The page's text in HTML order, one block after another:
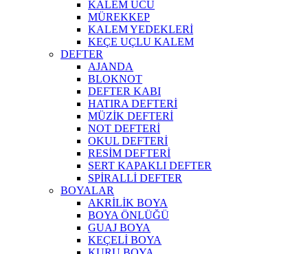
KALEM UCU
MÜREKKEP
KALEM YEDEKLERİ
KEÇE UÇLU KALEM
DEFTER
AJANDA
BLOKNOT
DEFTER KABI
HATIRA DEFTERİ
MÜZİK DEFTERİ
NOT DEFTERİ
OKUL DEFTERİ
RESİM DEFTERİ
SERT KAPAKLI DEFTER
SPİRALLİ DEFTER
BOYALAR
AKRİLİK BOYA
BOYA ÖNLÜĞÜ
GUAJ BOYA
KEÇELİ BOYA